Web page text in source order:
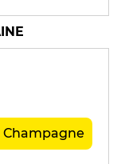
Champagne